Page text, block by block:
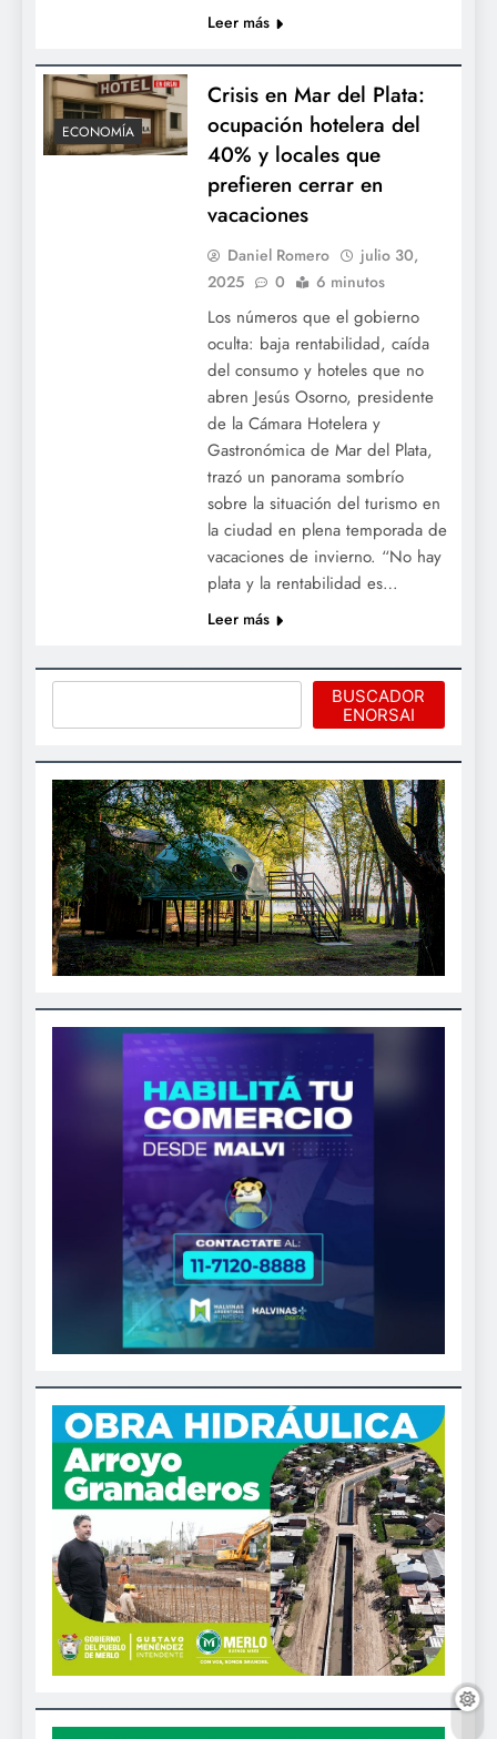
Leer más
ECONOMÍA
Crisis en Mar del Plata:
ocupación hotelera del
40% y locales que
prefieren cerrar en
vacaciones
Daniel Romero
julio 30,
2025
0 6 minutos
Los números que el gobierno
oculta: baja rentabilidad, caída
del consumo y hoteles que no
abren Jesús Osorno, presidente
de la Cámara Hotelera y
Gastronómica de Mar del Plata,
trazó un panorama sombrío
sobre la situación del turismo en
la ciudad en plena temporada de
vacaciones de invierno. “No hay
plata y la rentabilidad es…
Leer más
BUSCADOR
ENORSAI